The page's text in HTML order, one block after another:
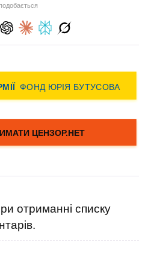
отриманні списку